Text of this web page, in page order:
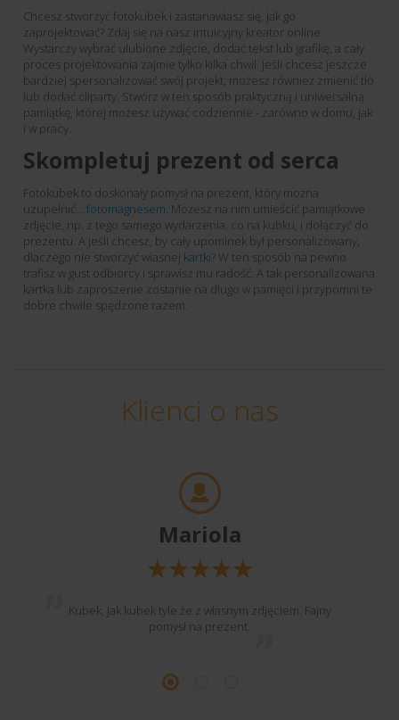
Chcesz stworzyć fotokubek i zastanawiasz się, jak go
zaprojektować? Zdaj się na nasz intuicyjny kreator online.
Wystarczy wybrać ulubione zdjęcie, dodać tekst lub grafikę, a cały
proces projektowania zajmie tylko kilka chwil. Jeśli chcesz jeszcze
bardziej spersonalizować swój projekt, możesz również zmienić tło
lub dodać cliparty. Stwórz w ten sposób praktyczną i uniwersalną
pamiątkę, której możesz używać codziennie - zarówno w domu, jak
i w pracy.
Skompletuj prezent od serca
Fotokubek to doskonały pomysł na prezent, który można
uzupełnić… fotomagnesem. Możesz na nim umieścić pamiątkowe
zdjęcie, np. z tego samego wydarzenia, co na kubku, i dołączyć do
prezentu. A jeśli chcesz, by cały upominek był personalizowany,
dlaczego nie stworzyć własnej kartki? W ten sposób na pewno
trafisz w gust odbiorcy i sprawisz mu radość. A tak personalizowana
kartka lub zaproszenie zostanie na długo w pamięci i przypomni te
dobre chwile spędzone razem.
Klienci o nas
Mariola
Kubek, jak kubek tyle że z własnym zdjęciem. Fajny
pomysł na prezent.